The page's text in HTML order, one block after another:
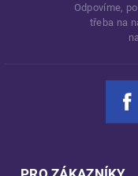
Odpovíme,
třeba na